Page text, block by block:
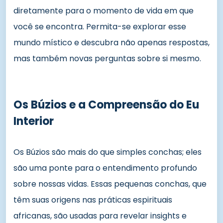
diretamente para o momento de vida em que
você se encontra. Permita-se explorar esse
mundo místico e descubra não apenas respostas,
mas também novas perguntas sobre si mesmo.
Os Búzios e a Compreensão do Eu
Interior
Os Búzios são mais do que simples conchas; eles
são uma ponte para o entendimento profundo
sobre nossas vidas. Essas pequenas conchas, que
têm suas origens nas práticas espirituais
africanas, são usadas para revelar insights e